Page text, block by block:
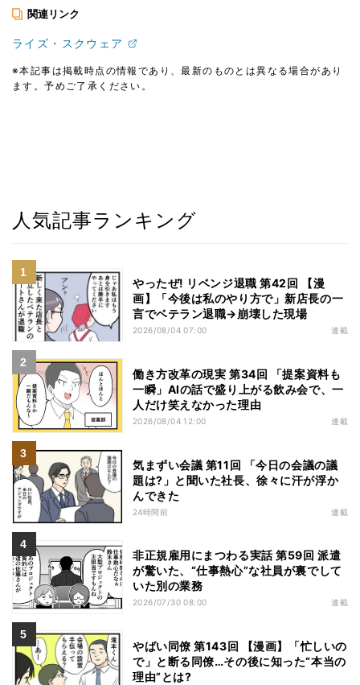
関連リンク
ライズ・スクウェア
※本記事は掲載時点の情報であり、最新のものとは異なる場合があり
ます。予めご了承ください。
人気記事ランキング
やったぜ! リベンジ退職 第42回 【漫
画】「今後は私のやり方で」新店長の一
言でベテラン退職→崩壊した現場
2026/08/04 07:00 連載
働き方改革の現実 第34回 「提案資料も
一瞬」AIの話で盛り上がる飲み会で、一
人だけ笑えなかった理由
2026/08/04 12:00 連載
気まずい会議 第11回 「今日の会議の議
題は?」と聞いた社長、徐々に汗が浮か
んできた
24時間前 連載
非正規雇用にまつわる実話 第59回 派遣
が驚いた、“仕事熱心”な社員が裏でして
いた別の業務
2026/07/30 08:00 連載
やばい同僚 第143回 【漫画】「忙しいの
で」と断る同僚…その後に知った“本当の
理由”とは?